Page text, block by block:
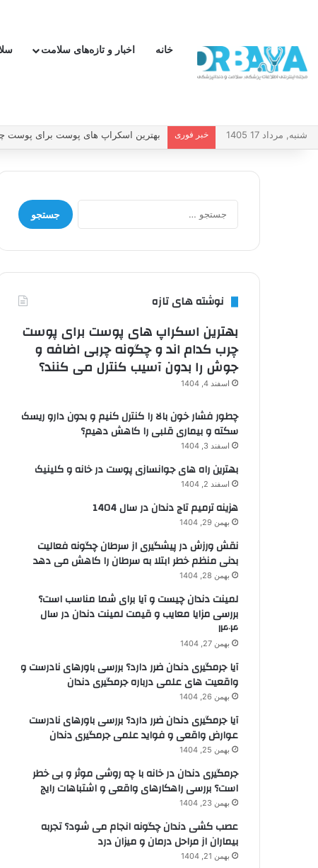
خانه اخبار و تازه‌های سلامت
شنبه, مرداد 17 1405 خبر فوری چطور فشار خون بالا را کنترل کنیم و
جستجو
برای:
نوشته های تازه
بهترین اسکراپ های پوست برای پوست
چرب کدام اند و چگونه چربی اضافه و
جوش را بدون آسیب کنترل می کنند؟
اسفند 4, 1404
چطور فشار خون بالا را کنترل کنیم و بدون دارو ریسک
سکته و بیماری قلبی را کاهش دهیم؟
اسفند 3, 1404
بهترین راه های جوانسازی پوست در خانه و کلینیک
اسفند 2, 1404
هزینه ترمیم تاج دندان در سال 1404
بهمن 29, 1404
نقش ورزش در پیشگیری از سرطان چگونه فعالیت
بدنی منظم خطر ابتلا به سرطان را کاهش می دهد
بهمن 28, 1404
لمینت دندان چیست و آیا برای شما مناسب است؟
بررسی مزایا معایب و قیمت لمینت دندان در سال
۱۴۰۴
بهمن 27, 1404
آیا جرمگیری دندان ضرر دارد؟ بررسی باورهای نادرست و
واقعیت های علمی درباره جرمگیری دندان
بهمن 26, 1404
آیا جرمگیری دندان ضرر دارد؟ بررسی باورهای نادرست
عوارض واقعی و فواید علمی جرمگیری دندان
بهمن 25, 1404
جرمگیری دندان در خانه با چه روشی موثر و بی خطر
است؟ بررسی راهکارهای واقعی و اشتباهات رایج
بهمن 23, 1404
عصب کشی دندان چگونه انجام می شود؟ تجربه
بیماران از مراحل درمان و میزان درد
بهمن 21, 1404